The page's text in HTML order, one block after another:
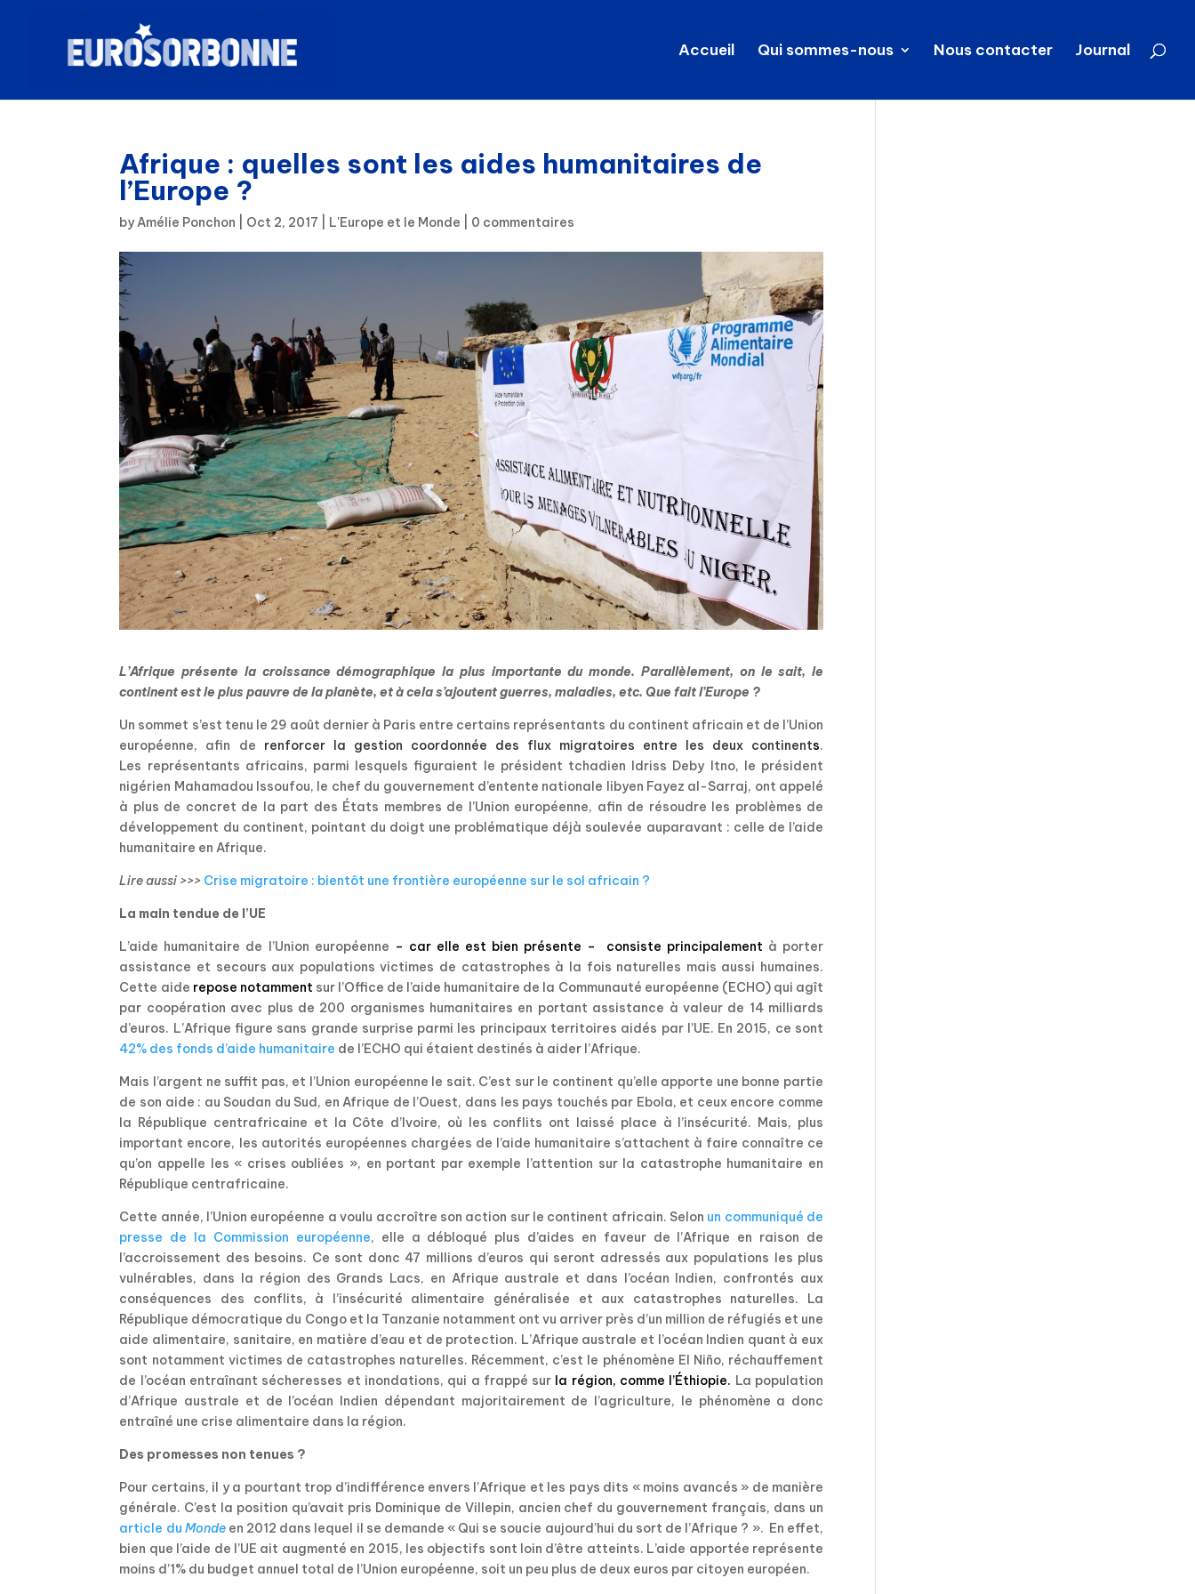
Accueil Qui sommes-nous Nous contacter Journal
Afrique : quelles sont les aides humanitaires de
l’Europe ?
byAmélie Ponchon Oct 2, 2017 L'Europe et le Monde 0 commentaires
L’Afrique présente la croissance démographique la plus importante du monde. Parallèlement, on le sait, le
continent est le plus pauvre de la planète, et à cela s’ajoutent guerres, maladies, etc. Que fait l’Europe ?
Un sommet s’est tenu le 29 août dernier à Paris entre certains représentants du continent africain et de l’Union
européenne, afin de renforcer la gestion coordonnée des flux migratoires entre les deux continents.
Les représentants africains, parmi lesquels figuraient le président tchadien Idriss Deby Itno, le président
nigérien Mahamadou Issoufou, le chef du gouvernement d’entente nationale libyen Fayez al-Sarraj, ont appelé
à plus de concret de la part des États membres de l’Union européenne, afin de résoudre les problèmes de
développement du continent, pointant du doigt une problématique déjà soulevée auparavant : celle de l’aide
humanitaire en Afrique.
Lire aussi >>> Crise migratoire : bientôt une frontière européenne sur le sol africain ?
La main tendue de l’UE
L’aide humanitaire de l’Union européenne – car elle est bien présente – consiste principalement à porter
assistance et secours aux populations victimes de catastrophes à la fois naturelles mais aussi humaines.
Cette aide repose notamment sur l’Office de l’aide humanitaire de la Communauté européenne (ECHO) qui agît
par coopération avec plus de 200 organismes humanitaires en portant assistance à valeur de 14 milliards
d’euros. L’Afrique figure sans grande surprise parmi les principaux territoires aidés par l’UE. En 2015, ce sont
42% des fonds d’aide humanitaire de l’ECHO qui étaient destinés à aider l’Afrique.
Mais l’argent ne suffit pas, et l’Union européenne le sait. C’est sur le continent qu’elle apporte une bonne partie
de son aide : au Soudan du Sud, en Afrique de l’Ouest, dans les pays touchés par Ebola, et ceux encore comme
la République centrafricaine et la Côte d’Ivoire, où les conflits ont laissé place à l’insécurité. Mais, plus
important encore, les autorités européennes chargées de l’aide humanitaire s’attachent à faire connaître ce
qu’on appelle les « crises oubliées », en portant par exemple l’attention sur la catastrophe humanitaire en
République centrafricaine.
Cette année, l’Union européenne a voulu accroître son action sur le continent africain. Selon un communiqué de
presse de la Commission européenne, elle a débloqué plus d’aides en faveur de l’Afrique en raison de
l’accroissement des besoins. Ce sont donc 47 millions d’euros qui seront adressés aux populations les plus
vulnérables, dans la région des Grands Lacs, en Afrique australe et dans l’océan Indien, confrontés aux
conséquences des conflits, à l’insécurité alimentaire généralisée et aux catastrophes naturelles. La
République démocratique du Congo et la Tanzanie notamment ont vu arriver près d’un million de réfugiés et une
aide alimentaire, sanitaire, en matière d’eau et de protection. L’Afrique australe et l’océan Indien quant à eux
sont notamment victimes de catastrophes naturelles. Récemment, c’est le phénomène El Niño, réchauffement
de l’océan entraînant sécheresses et inondations, qui a frappé sur la région, comme l’Éthiopie. La population
d’Afrique australe et de l’océan Indien dépendant majoritairement de l’agriculture, le phénomène a donc
entraîné une crise alimentaire dans la région.
Des promesses non tenues ?
Pour certains, il y a pourtant trop d’indifférence envers l’Afrique et les pays dits « moins avancés » de manière
générale. C’est la position qu’avait pris Dominique de Villepin, ancien chef du gouvernement français, dans un
article du Mondeen 2012 dans lequel il se demande « Qui se soucie aujourd’hui du sort de l’Afrique ? ». En effet,
bien que l’aide de l’UE ait augmenté en 2015, les objectifs sont loin d’être atteints. L’aide apportée représente
moins d’1% du budget annuel total de l’Union européenne, soit un peu plus de deux euros par citoyen européen.